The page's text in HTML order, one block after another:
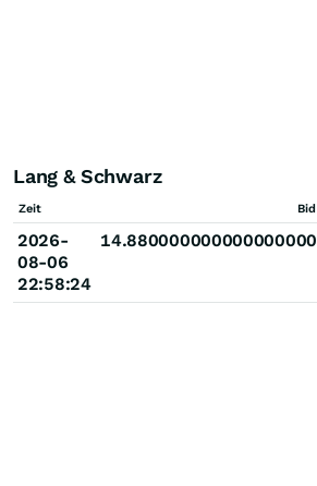
Lang & Schwarz
Zeit Bid
2026-
08-06
22:58:24
14.880000000000000000